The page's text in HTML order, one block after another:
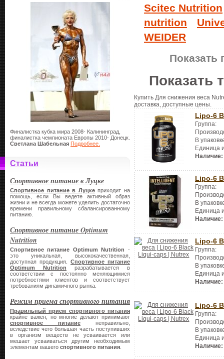
Финалистка кубка мира 2008- Калининград,
финалистка чемпионата Европы 2010- Донецк.
Светлана Шабельная Подробнее.
Статьи
Спортивное питание в Луцке
Спортивное питание в Луцкеприходит на
помощь, если Вы ведете активный образ
жизни и не всегда можете уделить достаточно
времени правильному сбалансированному
питанию.
Спортивное питание Optimum
Nutrition
Спортивное питание Optimum Nutrition
-
это уникальная, высококачественная,
доступная продукция. Спортивное питание
Optimum Nutrition разрабатывается в
соответствии с постоянно меняющимися
потребностями клиентов и соответствует
требованиям динамичного рынка.
Режим приема спортивного питания
Правильный прием спортивного питания
крайне важен, но многие делают принимают
спортивное питание неправильно,
вследствие чего большая часть поступивших
в организм веществ не усваивается или
мешает усваиваться другим необходимым
элементам вашего спортивного питания
Scitec Nutrition
nutrition
WEIDER
Показать
Показать
Купить Для снижения веса
доставка, доступные цены.
Lipo-6
Группа:
В
Единица
Наличие:
Lipo-6
Группа:
В
Единица
Наличие:
Lipo-6
Группа:
В
Единица
Наличие:
Lipo-6
Группа:
В
Единица
Наличие: